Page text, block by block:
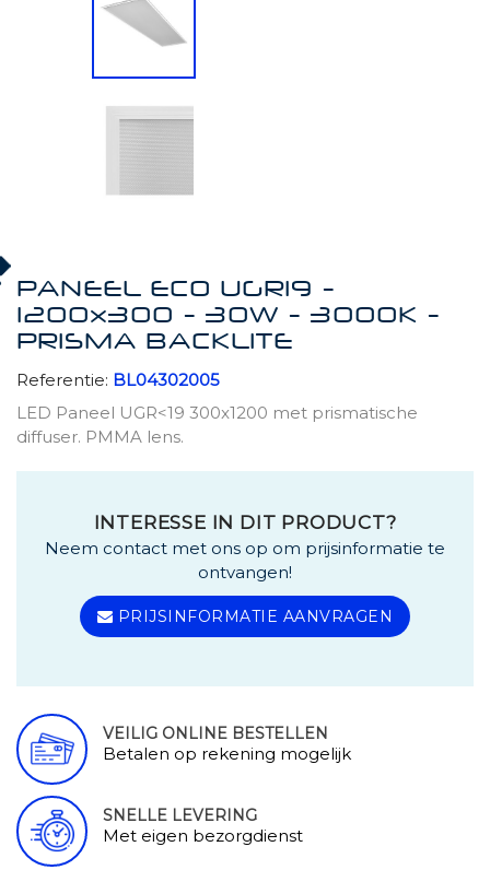
PANEEL ECO UGR19 -
1200x300 - 30W - 3000K -
PRISMA BACKLITE
Referentie: BL04302005
LED Paneel UGR<19 300x1200 met prismatische
diffuser. PMMA lens.
INTERESSE IN DIT PRODUCT?
Neem contact met ons op om prijsinformatie te
ontvangen!
PRIJSINFORMATIE AANVRAGEN
VEILIG ONLINE BESTELLEN
Betalen op rekening mogelijk
SNELLE LEVERING
Met eigen bezorgdienst